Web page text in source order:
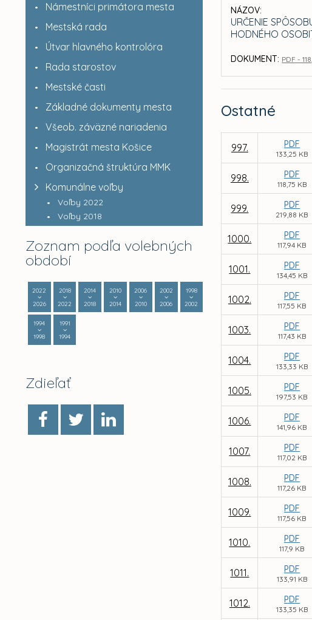
Námestníci primátora mesta
Mestská rada
Útvar hlavného kontrolóra
Rada starostov
Mestské časti
Základné dokumenty mesta
Všeob. záväzné nariadenia
Magistrát mesta Košice
Organizačná štruktúra MMK
Komunálne voľby
Voľby 2022
Voľby 2018
Zoznam podľa volebných
období
2022
2026
2018
2022
2014
2018
2010
2014
2006
2010
2002
2006
1998
2002
1994
1998
1991
1994
Zdieľať
NÁZOV:
URČENIE
HODNÉHO
DOKUMENT: PDF -
Ostatné
997. PDF
133,25 KB
998. PDF
118,75 KB
999. PDF
219,88 KB
1000. PDF
117,94 KB
1001. PDF
134,45 KB
1002. PDF
117,55 KB
1003. PDF
117,43 KB
1004. PDF
133,33 KB
1005. PDF
197,53 KB
1006. PDF
141,96 KB
1007. PDF
117,02 KB
1008. PDF
117,26 KB
1009. PDF
117,56 KB
1010. PDF
117,9 KB
1011. PDF
133,91 KB
1012. PDF
133,35 KB